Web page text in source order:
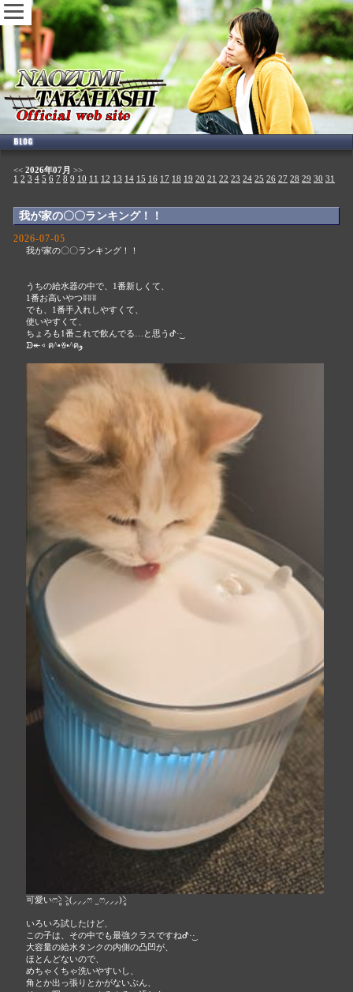
<< 2026年07月 >>
1 2 3 4 5 6 7 8 9 10 11 12 13 14 15 16 17 18 19 20 21 22 23 24 25 26 27 28 29 30 31
我が家の〇〇ランキング！！
2026-07-05
我が家の〇〇ランキング！！
うちの給水器の中で、1番新しくて、
1番お高いやつʬʬʬ
でも、1番手入れしやすくて、
使いやすくて、
ちょろも1番これで飲んでる…と思うᕷ·͜· ︎︎
ᗦ↞◃ ฅ^•ꈊ•^ฅو
可愛いෆ⸌̷̻ ⸌̷̻(⸝⸝⸝ෆ ̫ ෆ⸝⸝⸝)⸌̷̻
いろいろ試したけど、
この子は、その中でも最強クラスですねᕷ·͜· ︎︎
大容量の給水タンクの内側の凸凹が、
ほとんどないので、
めちゃくちゃ洗いやすいし、
角とか出っ張りとかがないぶん、